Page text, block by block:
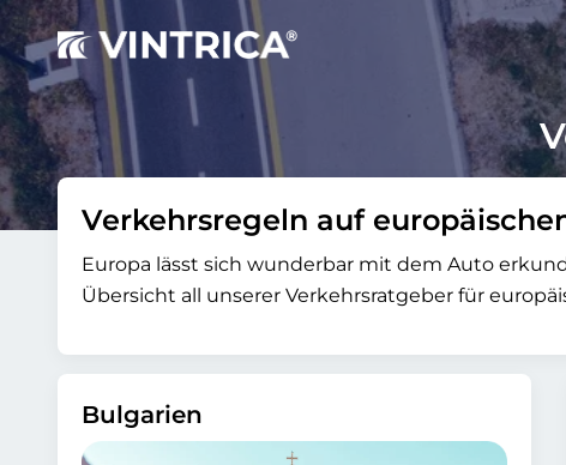
Verkehrsregeln auf
Europa lässt sich wunderbar mit dem Auto
Übersicht all unserer Verkehrsratgeber für
Bulgarien